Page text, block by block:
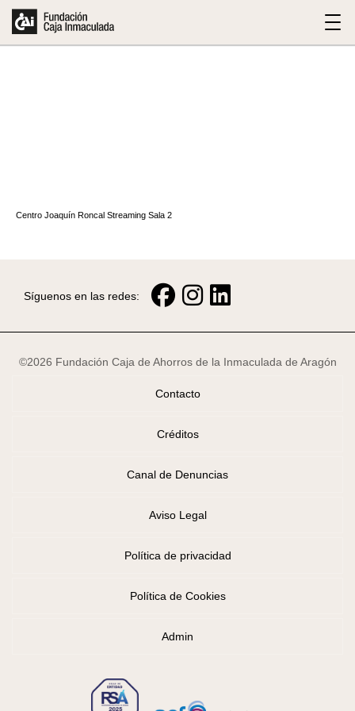
Centro Joaquín Roncal Streaming Sala 2
Síguenos en las redes:
©2026 Fundación Caja de Ahorros de la Inmaculada de Aragón
Contacto
Créditos
Canal de Denuncias
Aviso Legal
Política de privacidad
Política de Cookies
Admin